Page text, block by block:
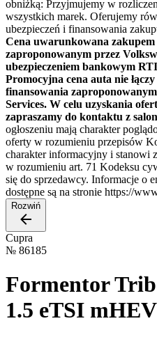
obniżką: Przyjmujemy w
wszystkich marek. Oferujemy
ubezpieczeń i finansowania
Cena uwarunkowana
zaproponowanym przez
ubezpieczeniem bankowym
Promocyjna cena auta nie
finansowania
Services. W celu uzyskania
zapraszamy do kontaktu z
ogłoszeniu mają charakter
oferty w rozumieniu przepisów
charakter informacyjny i stanowi
w rozumieniu art. 71 Kodeksu
się do sprzedawcy. Informacje o
dostępne są na stronie https://
Rozwiń
Cupra
№ 86185
Formentor
1.5 eTSI